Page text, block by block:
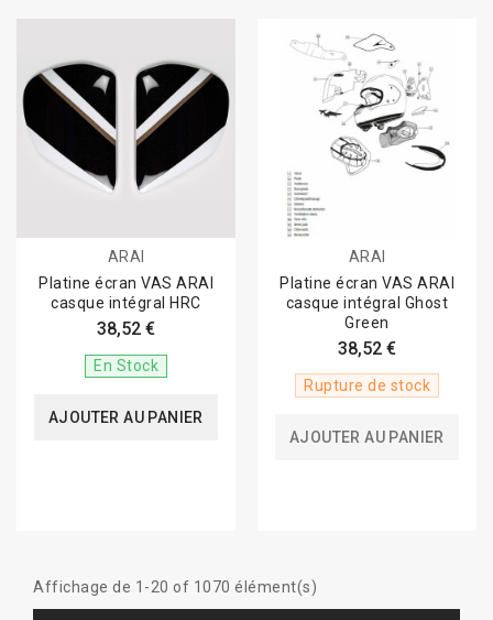
ARAI
Platine écran VAS ARAI
casque intégral HRC
38,52 €
En Stock
AJOUTER AU PANIER
ARAI
Platine écran VAS ARAI
casque intégral Ghost
Green
38,52 €
Rupture de stock
AJOUTER AU PANIER
Affichage de 1-20 of 1070 élément(s)